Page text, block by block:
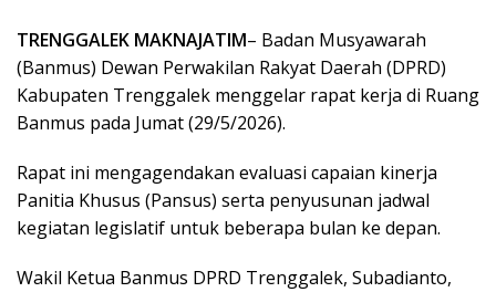
TRENGGALEK MAKNAJATIM– Badan Musyawarah
(Banmus) Dewan Perwakilan Rakyat Daerah (DPRD)
Kabupaten Trenggalek menggelar rapat kerja di Ruang
Banmus pada Jumat (29/5/2026).
Rapat ini mengagendakan evaluasi capaian kinerja
Panitia Khusus (Pansus) serta penyusunan jadwal
kegiatan legislatif untuk beberapa bulan ke depan.
​Wakil Ketua Banmus DPRD Trenggalek, Subadianto,